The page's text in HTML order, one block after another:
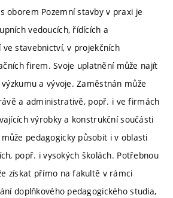
oborem Pozemní stavby v praxi je
vedoucích, řídících a
stavebnictví, v projekčních
firem. Svoje uplatnění může najít
a vývoje. Zaměstnán může
a administrativě, popř. i ve firmách
výrobky a konstrukční součásti
pedagogicky působit i v oblasti
popř. i vysokých školách. Potřebnou
získat přímo na fakultě v rámci
doplňkového pedagogického studia,